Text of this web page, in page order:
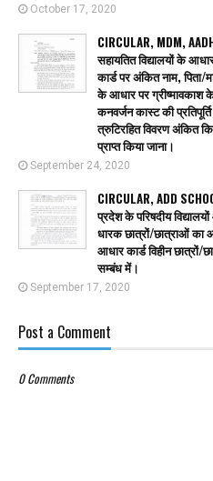
October 17, 2020
CIRCULAR, MDM,
सहायतित विद्यालयों के
कार्ड पर अंकित नाम,
के आधार पर ग्रीष्मावकाश
कनवर्जन कास्ट की
त्रुटिरहित विवरण अंकित
प्राप्त किया जाना।
September 24, 2020
CIRCULAR, ADD
प्रदेश के परिषदीय
धारक छात्रों/छात्राओं का
आधार कार्ड विहीन
सम्बंध में।
September 17, 2020
Post a Comment
0 Comments